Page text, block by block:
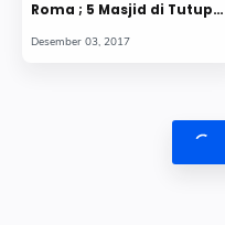
Roma ; 5 Masjid di Tutup